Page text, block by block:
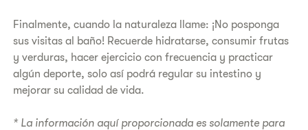
Finalmente, cuando la naturaleza llame: ¡No posponga
sus visitas al baño! Recuerde hidratarse, consumir frutas
y verduras, hacer ejercicio con frecuencia y practicar
algún deporte, solo así podrá regular su intestino y
mejorar su calidad de vida.
* La información aquí proporcionada es solamente para